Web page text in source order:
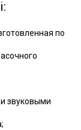
по
звуковыми